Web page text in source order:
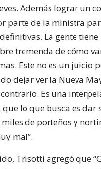
Además lograr un
parte de la ministra
La gente tiene
tremenda de cómo
Este no es un juicio
dejar ver la Nueva
Es una
lo que busca es dar
de porteños y
mal”.
Trisotti agregó que